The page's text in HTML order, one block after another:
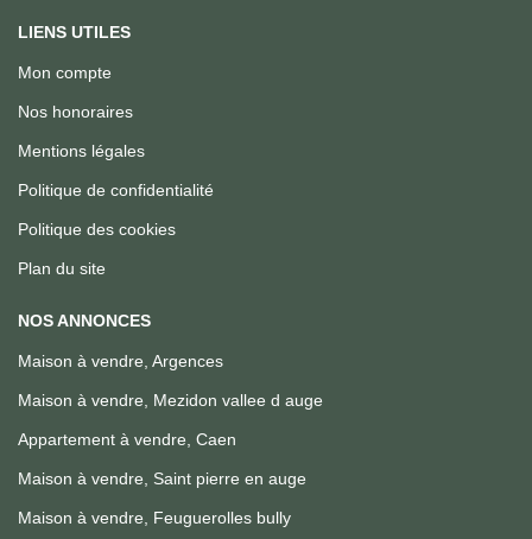
LIENS UTILES
Mon compte
Nos honoraires
Mentions légales
Politique de confidentialité
Politique des cookies
Plan du site
NOS ANNONCES
Maison à vendre, Argences
Maison à vendre, Mezidon vallee d auge
Appartement à vendre, Caen
Maison à vendre, Saint pierre en auge
Maison à vendre, Feuguerolles bully